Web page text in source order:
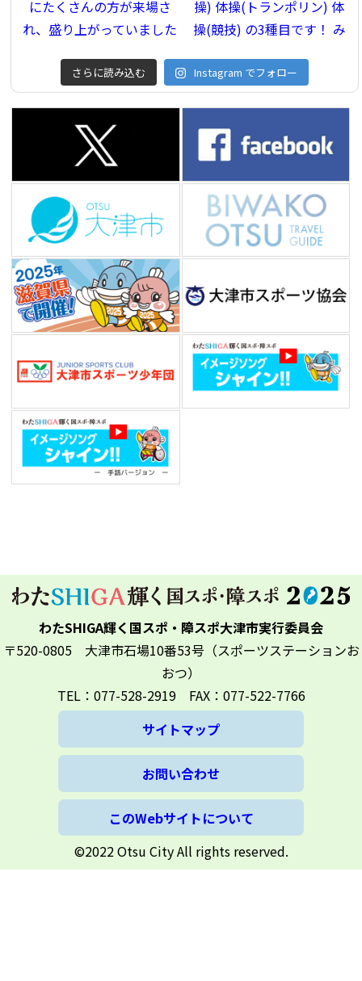
さらに読み込む Instagram でフォロー
わたSHIGA輝く国スポ・障スポ大津市実行委員会
〒520-0805 大津市石場10番53号（スポーツステーションお
おつ）
TEL：077-528-2919 FAX：077-522-7766
サイトマップ
お問い合わせ
このWebサイトについて
©2022 Otsu City All rights reserved.